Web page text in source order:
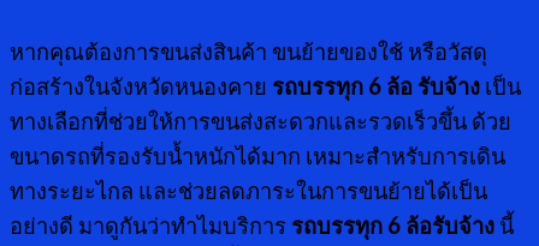
หากคุณต้องการขนส่งสินค้า ขนย้ายของใช้ หรือวัสดุ
ก่อสร้างในจังหวัดหนองคาย รถบรรทุก 6 ล้อ รับจ้าง เป็น
ทางเลือกที่ช่วยให้การขนส่งสะดวกและรวดเร็วขึ้น ด้วย
ขนาดรถที่รองรับน้ำหนักได้มาก เหมาะสำหรับการเดิน
ทางระยะไกล และช่วยลดภาระในการขนย้ายได้เป็น
อย่างดี มาดูกันว่าทำไมบริการ รถบรรทุก 6 ล้อรับจ้าง นี้